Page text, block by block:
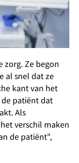
zorg. Ze begon
al snel dat ze
kant van het
patiënt dat
Als
verschil maken
de patiënt",